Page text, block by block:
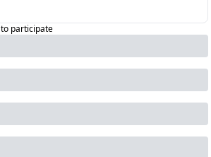
to participate